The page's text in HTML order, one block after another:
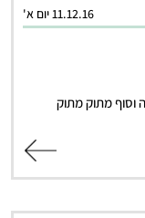
11.12.16 יום א'
וסוף מתוק מתוק